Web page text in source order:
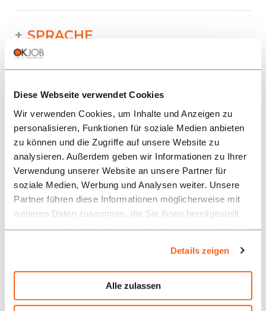
Diese Webseite verwendet Cookies
Wir verwenden Cookies, um Inhalte und Anzeigen zu
personalisieren, Funktionen für soziale Medien anbieten
zu können und die Zugriffe auf unsere Website zu
analysieren. Außerdem geben wir Informationen zu Ihrer
Verwendung unserer Website an unsere Partner für
soziale Medien, Werbung und Analysen weiter. Unsere
Partner führen diese Informationen möglicherweise mit
weiteren Daten zusammen, die Sie ihnen bereitgestellt
Details zeigen
Alle zulassen
SPRACHE
Angebote in anderen Regionen:
Stellenangebote
Industrie/Produktion/Versorgung/
Technik/Druckerei Biel
Stellenangebote
Industrie/Produktion/Versorgung/
Technik/Druckerei Basel
Stellenangebote
Industrie/Produktion/Versorgung/
Technik/Druckerei Neuenburg